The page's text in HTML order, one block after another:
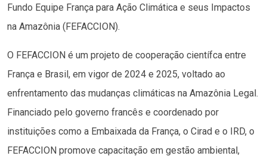
Fundo Equipe França para Ação Climática e seus Impactos
na Amazônia (FEFACCION).
O FEFACCION é um projeto de cooperação científca entre
França e Brasil, em vigor de 2024 e 2025, voltado ao
enfrentamento das mudanças climáticas na Amazônia Legal.
Financiado pelo governo francês e coordenado por
instituições como a Embaixada da França, o Cirad e o IRD, o
FEFACCION promove capacitação em gestão ambiental,